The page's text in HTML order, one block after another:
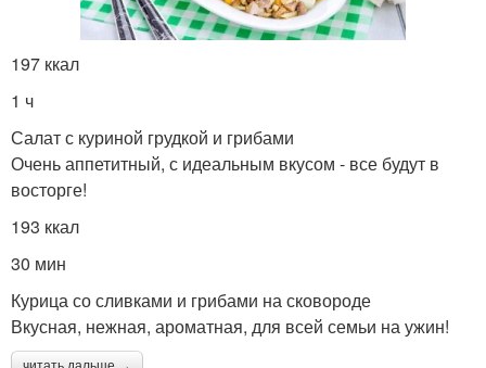
197 ккал
1 ч
Салат с куриной грудкой и грибами
Очень аппетитный, с идеальным вкусом - все будут в
восторге!
193 ккал
30 мин
Курица со сливками и грибами на сковороде
Вкусная, нежная, ароматная, для всей семьи на ужин!